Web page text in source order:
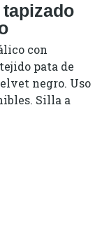
tapizado
con
pata de
negro. Uso
Silla a